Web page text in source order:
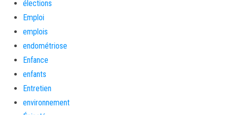
élections
Emploi
emplois
endométriose
Enfance
enfants
Entretien
environnement